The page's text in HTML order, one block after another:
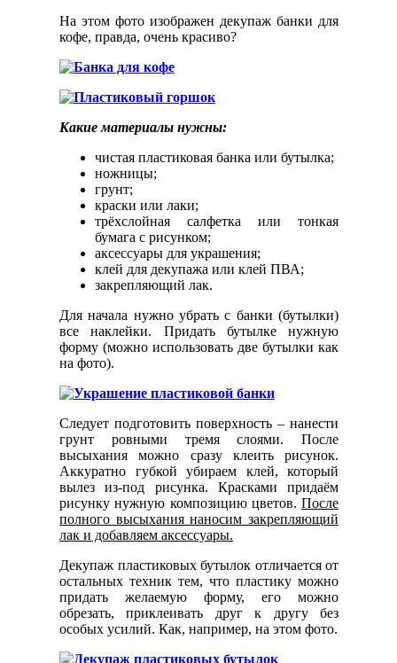
На этом фото изображен декупаж банки для
кофе, правда, очень красиво?
Какие материалы нужны:
чистая пластиковая банка или бутылка;
ножницы;
грунт;
краски или лаки;
трёхслойная салфетка или тонкая
бумага с рисунком;
аксессуары для украшения;
клей для декупажа или клей ПВА;
закрепляющий лак.
Для начала нужно убрать с банки (бутылки)
все наклейки. Придать бутылке нужную
форму (можно использовать две бутылки как
на фото).
Следует подготовить поверхность – нанести
грунт ровными тремя слоями. После
высыхания можно сразу клеить рисунок.
Аккуратно губкой убираем клей, который
вылез из-под рисунка. Красками придаём
рисунку нужную композицию цветов. После
полного высыхания наносим закрепляющий
лак и добавляем аксессуары.
Декупаж пластиковых бутылок отличается от
остальных техник тем, что пластику можно
придать желаемую форму, его можно
обрезать, приклеивать друг к другу без
особых усилий. Как, например, на этом фото.